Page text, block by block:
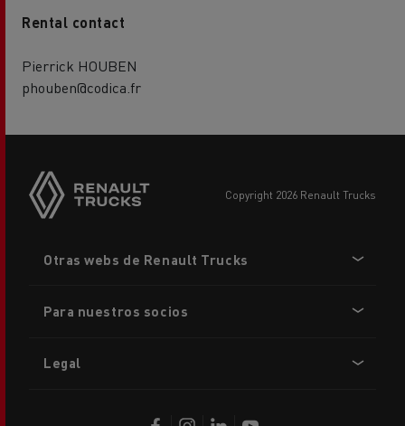
Rental contact
Pierrick HOUBEN
phouben@codica.fr
copyright 2026 Renault Trucks
menu
Otras webs de Renault Trucks
Para nuestros socios
Legal